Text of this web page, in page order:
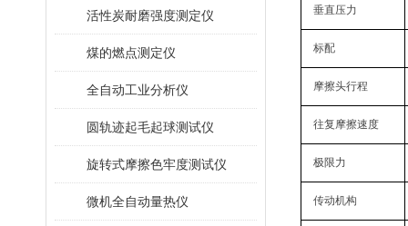
活性炭耐磨强度测定仪
煤的燃点测定仪
全自动工业分析仪
圆轨迹起毛起球测试仪
旋转式摩擦色牢度测试仪
微机全自动量热仪
垂直压力
标配
摩擦头行程
往复摩擦速度
极限力
传动机构